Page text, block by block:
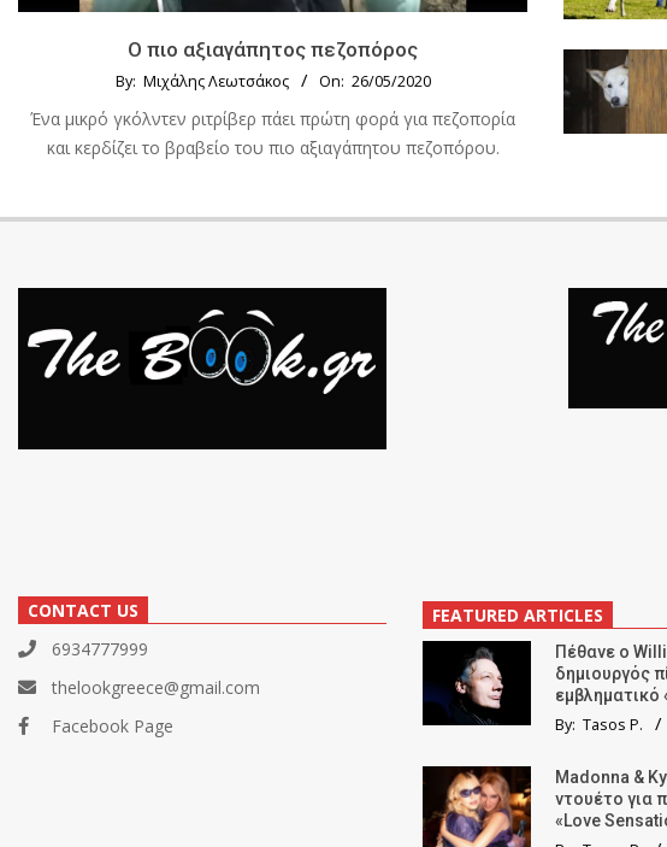
Ο πιο αξιαγάπητος πεζοπόρος
By: Μιχάλης Λεωτσάκος On: 26/05/2020
Ένα μικρό γκόλντεν ριτρίβερ πάει πρώτη φορά για πεζοπορία
και κερδίζει το βραβείο του πιο αξιαγάπητου πεζοπόρου.
CONTACT US
6934777999
thelookgreece@gmail.com
Facebook Page
FEATURED ARTICLES
Πέθανε ο
δημιουργός
εμβληματικό
By: Tasos P.
Madonna &
ντουέτο για
«Love